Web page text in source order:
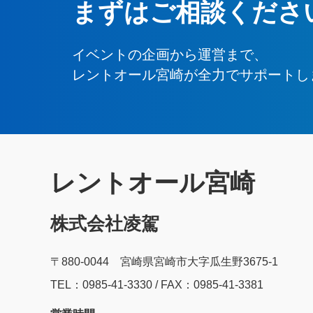
まずはご相談くださ
イベントの企画から運営まで、
レントオール宮崎が全力でサポート
レントオール宮崎
株式会社凌駕
〒880-0044 宮崎県宮崎市大字瓜生野3675-1
TEL：0985‐41‐3330 / FAX：0985-41-3381